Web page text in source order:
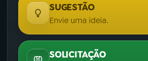
SUGESTÃO
Envie uma ideia.
SOLICITAÇÃO